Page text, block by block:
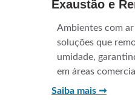
Exaustão e
Ambientes com
soluções que
umidade,
em áreas
Saiba mais ➞